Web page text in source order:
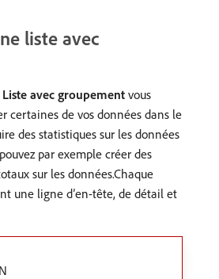
liste avec
Liste avec groupement vous
certaines de vos données dans le
des statistiques sur les données
par exemple créer des
sur les données.Chaque
une ligne d’en-tête, de détail et